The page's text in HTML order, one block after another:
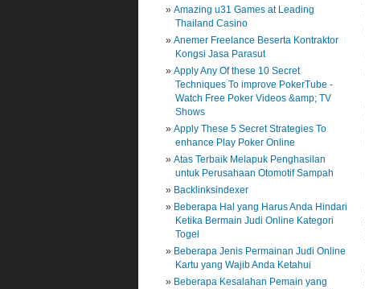
Amazing u31 Games at Leading
Thailand Casino
Anemer Freelance Beserta Kontraktor
Kongsi Jasa Parasut
Apply Any Of these 10 Secret
Techniques To improve PokerTube -
Watch Free Poker Videos &amp; TV
Shows
Apply These 5 Secret Strategies To
enhance Play Poker Online
Atas Terbaik Melapuk Penghasilan
untuk Perusahaan Otomotif Sampah
Backlinksindexer
Beberapa Hal yang Harus Anda Hindari
Ketika Bermain Judi Online Kategori
Togel
Beberapa Jenis Permainan Judi Online
Kartu yang Wajib Anda Ketahui
Beberapa Kesalahan Pemain yang